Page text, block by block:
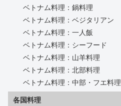
ベトナム料理：鍋料理
ベトナム料理：ベジタリアン
ベトナム料理：一人飯
ベトナム料理：シーフード
ベトナム料理：山羊料理
ベトナム料理：北部料理
ベトナム料理：中部・フエ料理
各国料理